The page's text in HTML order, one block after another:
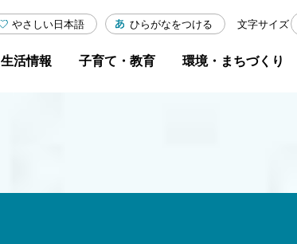
やさしい日本語 ひらがなをつける 文字サイズ
生活情報 子育て・教育 環境・まちづくり